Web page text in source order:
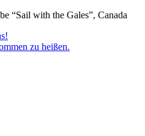
“Sail with the Gales”, Canada
zu heißen.